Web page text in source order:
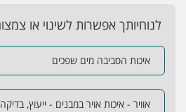
לנוחיותך אפשרות לשינוי או
איכות הסביבה מים שפכים
אוויר - איכות אויר במבנים - ייעוץ,